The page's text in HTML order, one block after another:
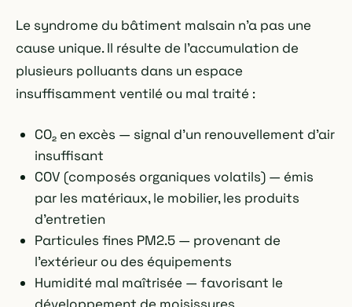
Le syndrome du bâtiment malsain n'a pas une
cause unique. Il résulte de l'accumulation de
plusieurs polluants dans un espace
insuffisamment ventilé ou mal traité :
CO₂ en excès — signal d'un renouvellement d'air
insuffisant
COV (composés organiques volatils) — émis
par les matériaux, le mobilier, les produits
d'entretien
Particules fines PM2.5 — provenant de
l'extérieur ou des équipements
Humidité mal maîtrisée — favorisant le